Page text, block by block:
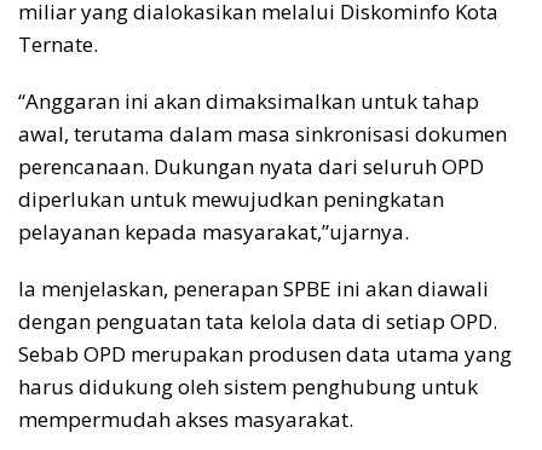
miliar yang dialokasikan melalui Diskominfo Kota
Ternate.
“Anggaran ini akan dimaksimalkan untuk tahap
awal, terutama dalam masa sinkronisasi dokumen
perencanaan. Dukungan nyata dari seluruh OPD
diperlukan untuk mewujudkan peningkatan
pelayanan kepada masyarakat,”ujarnya.
Ia menjelaskan, penerapan SPBE ini akan diawali
dengan penguatan tata kelola data di setiap OPD.
Sebab OPD merupakan produsen data utama yang
harus didukung oleh sistem penghubung untuk
mempermudah akses masyarakat.